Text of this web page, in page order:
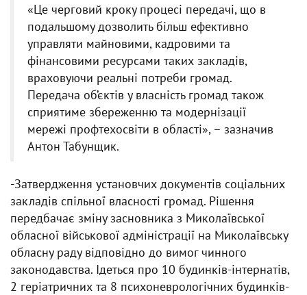
«Це черговий кроку процесі передачі, що в
подальшому дозволить більш ефективно
управляти майновими, кадровими та
фінансовими ресурсами таких закладів,
враховуючи реальні потреби громад.
Передача об’єктів у власність громад також
сприятиме збереженню та модернізації
мережі профтехосвіти в області», – зазначив
Антон Табунщик.
-Затвердження установчих документів соціальних
закладів спільної власності громад. Рішення
передбачає зміну засновника з Миколаївської
обласної військової адміністрації на Миколаївську
обласну раду відповідно до вимог чинного
законодавства. Ідеться про 10 будинків-інтернатів,
2 геріатричних та 8 психоневрологічних будинків-